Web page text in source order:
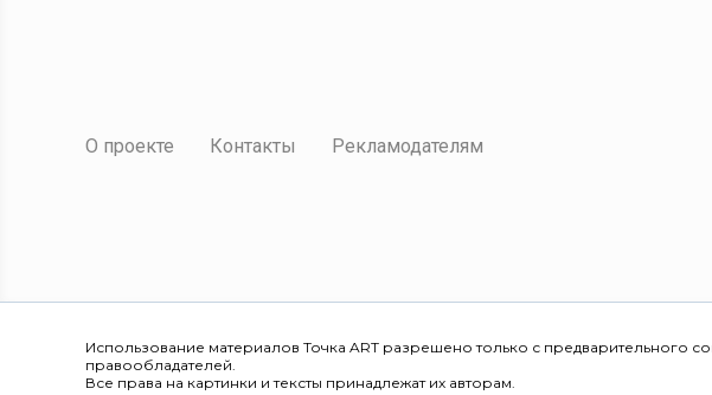
О проекте Контакты Рекламодателям
Использование материалов Точка ART разрешено только с предварительного
правообладателей.
Все права на картинки и тексты принадлежат их авторам.